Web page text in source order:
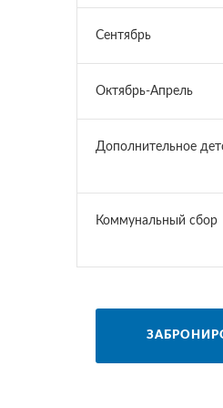
Сентябрь
Октябрь-Апрель
Дополнительное
Коммунальный сбор